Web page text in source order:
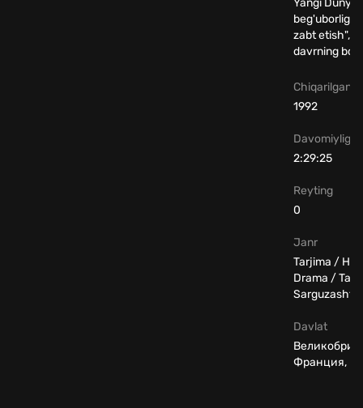
beg'uborligi,
zabt etish",
davrning
Chiqarilgan
1992
Janr
Tarjima /
Drama /
Sarguzasht
Davomiyligi
2:29:25
Davlat
Франция,
Reyting
0